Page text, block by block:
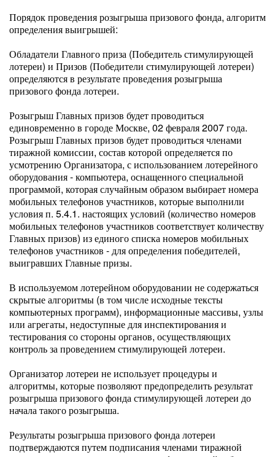
Порядок проведения розыгрыша призового фонда, алгоритм
определения выигрышей:
Обладатели Главного приза (Победитель стимулирующей
лотереи) и Призов (Победители стимулирующей лотереи)
определяются в результате проведения розыгрыша
призового фонда лотереи.
Розыгрыш Главных призов будет проводиться
единовременно в городе Москве, 02 февраля 2007 года.
Розыгрыш Главных призов будет проводиться членами
тиражной комиссии, состав которой определяется по
усмотрению Организатора, с использованием лотерейного
оборудования - компьютера, оснащенного специальной
программой, которая случайным образом выбирает номера
мобильных телефонов участников, которые выполнили
условия п. 5.4.1. настоящих условий (количество номеров
мобильных телефонов участников соответствует количеству
Главных призов) из единого списка номеров мобильных
телефонов участников - для определения победителей,
выигравших Главные призы.
В используемом лотерейном оборудовании не содержаться
скрытые алгоритмы (в том числе исходные тексты
компьютерных программ), информационные массивы, узлы
или агрегаты, недоступные для инспектирования и
тестирования со стороны органов, осуществляющих
контроль за проведением стимулирующей лотереи.
Организатор лотереи не использует процедуры и
алгоритмы, которые позволяют предопределить результат
розыгрыша призового фонда стимулирующей лотереи до
начала такого розыгрыша.
Результаты розыгрыша призового фонда лотереи
подтверждаются путем подписания членами тиражной